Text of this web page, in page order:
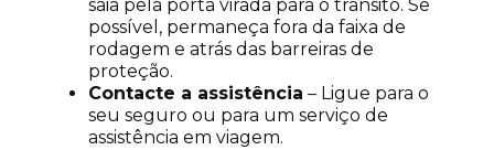
saia pela porta virada para o trânsito. Se
possível, permaneça fora da faixa de
rodagem e atrás das barreiras de
proteção.
Contacte a assistência – Ligue para o
seu seguro ou para um serviço de
assistência em viagem.